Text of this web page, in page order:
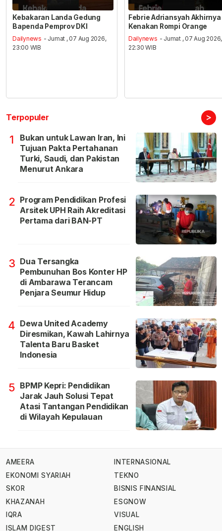
Kebakaran Landa Gedung
Bapenda Pemprov DKI
Dailynews - Jumat , 07 Aug 2026,
23:00 WIB
Febrie Adriansyah Akhirnya
Kenakan Rompi Orange
Dailynews - Jumat , 07 Aug 2026,
22:30 WIB
Terpopuler >
1
Bukan untuk Lawan Iran, Ini
Tujuan Pakta Pertahanan
Turki, Saudi, dan Pakistan
Menurut Ankara
2 Program Pendidikan Profesi
Arsitek UPH Raih Akreditasi
Pertama dari BAN-PT
3 Dua Tersangka
Pembunuhan Bos Konter HP
di Ambarawa Terancam
Penjara Seumur Hidup
4 Dewa United Academy
Diresmikan, Kawah Lahirnya
Talenta Baru Basket
Indonesia
5 BPMP Kepri: Pendidikan
Jarak Jauh Solusi Tepat
Atasi Tantangan Pendidikan
di Wilayah Kepulauan
AMEERA
EKONOMI SYARIAH
SKOR
KHAZANAH
IQRA
ISLAM DIGEST
INTERNASIONAL
TEKNO
BISNIS FINANSIAL
ESGNOW
VISUAL
ENGLISH